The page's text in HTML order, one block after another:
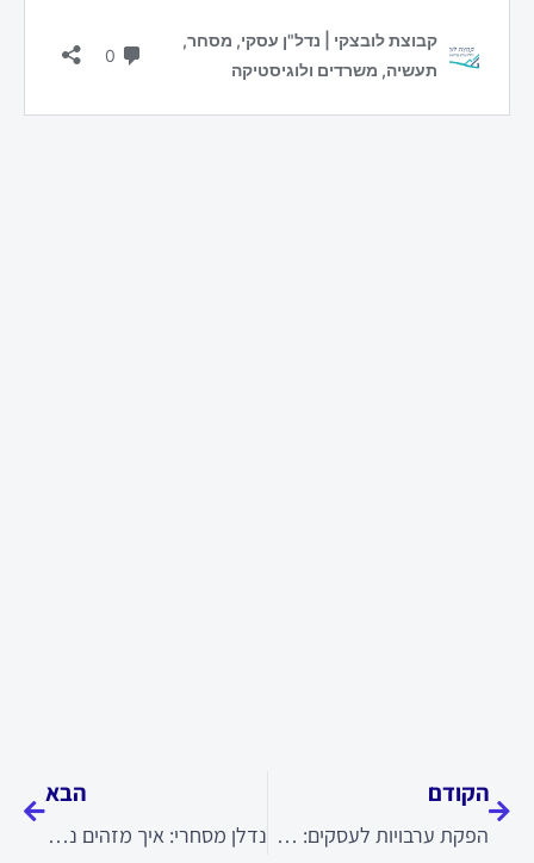
הקודם
הפקת ערבויות לעסקים: פתרון לפרויקטים, מכרזים וספקים
הבא
נדלן מסחרי: איך מזהים נכס עסקי עם פוטנציאל